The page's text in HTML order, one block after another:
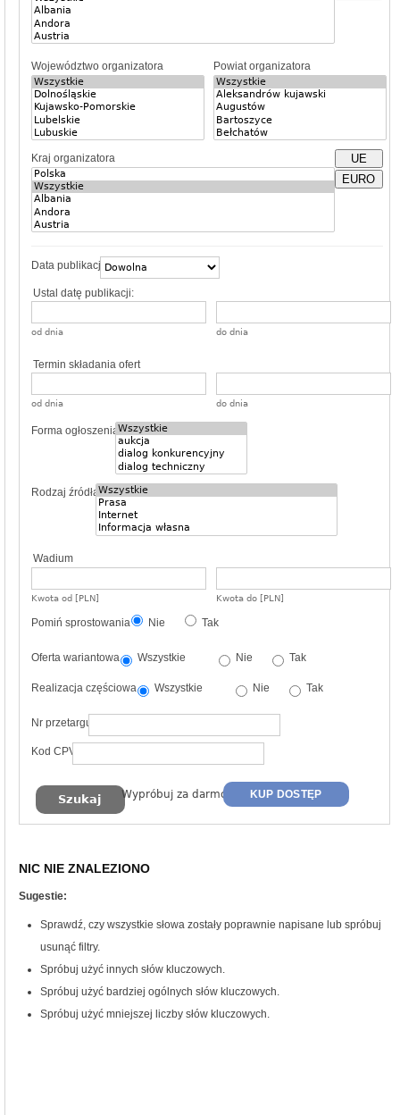
Województwo organizatora Powiat organizatora
Kraj organizatora
UE
EURO
Data publikacji
Ustal datę publikacji:
od dnia do dnia
Termin składania ofert
od dnia do dnia
Forma ogłoszenia
Rodzaj źródła
Wadium
Kwota od [PLN] Kwota do [PLN]
Pomiń sprostowania Nie Tak
Oferta wariantowa Wszystkie Nie Tak
Realizacja częściowa Wszystkie Nie Tak
Nr przetargu
Kod CPV
Wypróbuj za darmo KUP DOSTĘP
NIC NIE ZNALEZIONO
Sugestie:
Sprawdź, czy wszystkie słowa zostały poprawnie napisane lub spróbuj
usunąć filtry.
Spróbuj użyć innych słów kluczowych.
Spróbuj użyć bardziej ogólnych słów kluczowych.
Spróbuj użyć mniejszej liczby słów kluczowych.